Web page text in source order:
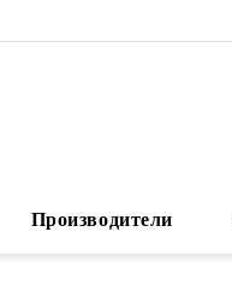
Производители